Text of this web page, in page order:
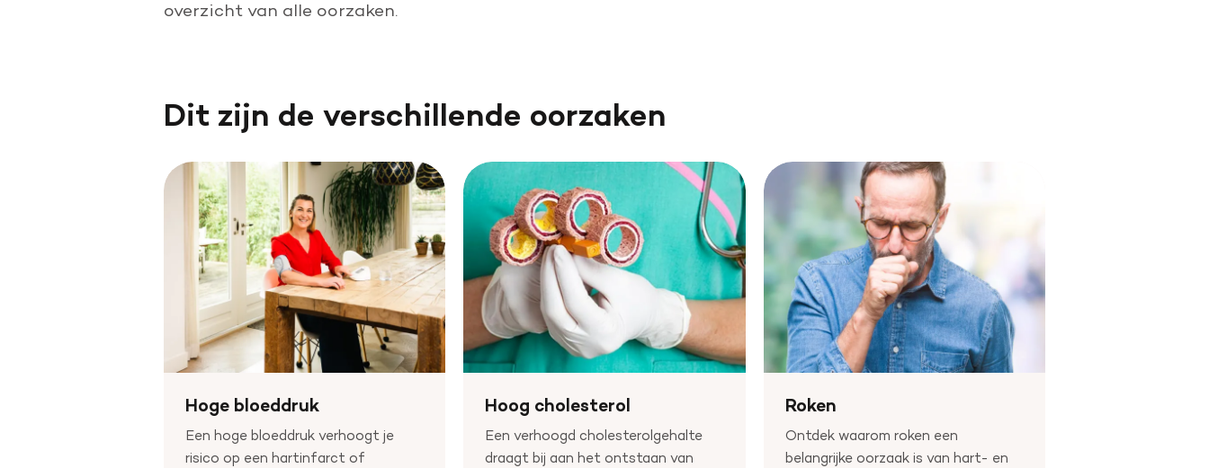
Doe een grote schenking
overzicht van alle oorzaken.
Dit zijn de verschillende oorzaken
Hoge bloeddruk
Een hoge bloeddruk verhoogt je
risico op een hartinfarct of
Hoog cholesterol
Een verhoogd cholesterolgehalte
draagt bij aan het ontstaan van
Roken
Ontdek waarom roken een
belangrijke oorzaak is van hart- en